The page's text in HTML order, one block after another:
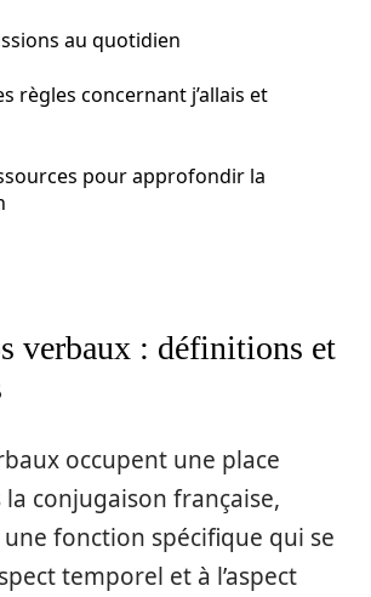
au quotidien
règles concernant j’allais et
pour approfondir la
verbaux : définitions et
occupent une place
conjugaison française,
fonction spécifique qui se
temporel et à l’aspect